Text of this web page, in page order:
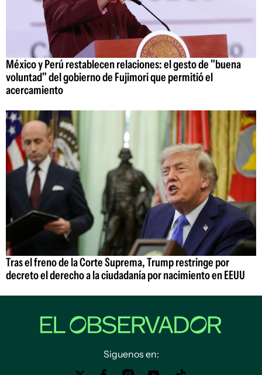
México y Perú restablecen relaciones: el gesto de "buena
voluntad" del gobierno de Fujimori que permitió el
acercamiento
Tras el freno de la Corte Suprema, Trump restringe por
decreto el derecho a la ciudadanía por nacimiento en EEUU
Siguenos en: